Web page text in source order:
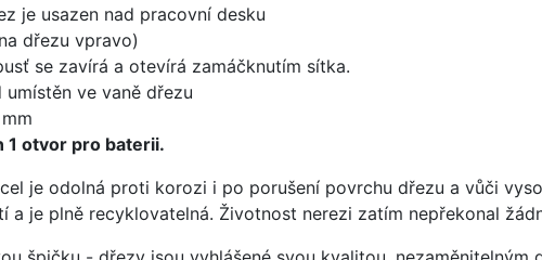
je usazen nad pracovní desku
dřezu vpravo)
se zavírá a otevírá zamáčknutím sítka.
umístěn ve vaně dřezu
1 otvor pro baterii.
je odolná proti korozi i po porušení povrchu dřezu a vůči
a je plně recyklovatelná. Životnost nerezi zatím nepřekonal